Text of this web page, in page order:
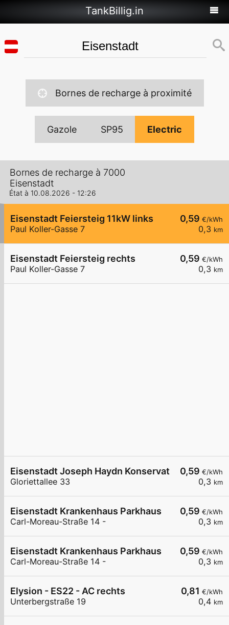
TankBillig.in
Bornes de recharge à proximité
Gazole SP95 Electric
Bornes de recharge à 7000
Eisenstadt
État à 10.08.2026 - 12:26
0,59 €/kWh
0,3 km
Eisenstadt Feiersteig 11kW links
Paul Koller-Gasse 7
0,59 €/kWh
0,3 km
Eisenstadt Feiersteig rechts
Paul Koller-Gasse 7
0,59 €/kWh
0,3 km
Eisenstadt Joseph Haydn Konservatorium
Gloriettallee 33
0,59 €/kWh
0,3 km
Eisenstadt Krankenhaus Parkhaus
Carl-Moreau-Straße 14 -
0,59 €/kWh
0,3 km
Eisenstadt Krankenhaus Parkhaus
Carl-Moreau-Straße 14 -
0,81 €/kWh
0,4 km
Elysion - ES22 - AC rechts
Unterbergstraße 19